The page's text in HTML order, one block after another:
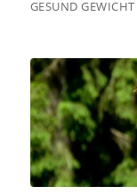
GESUND